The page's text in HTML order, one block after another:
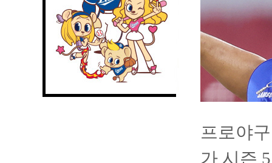
프로야
가 시즌